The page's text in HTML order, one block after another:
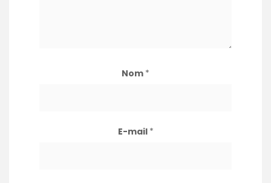
Nom *
E-mail *